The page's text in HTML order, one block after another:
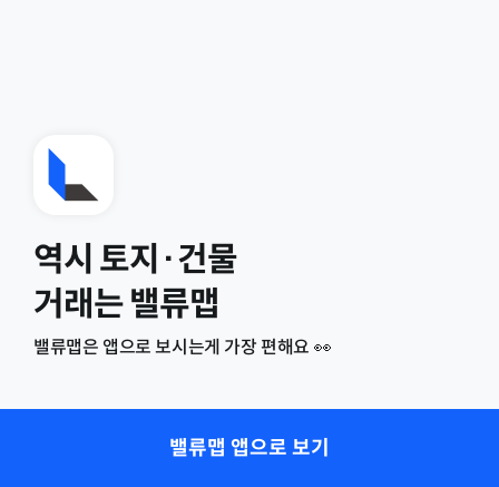
역시 토지·건물
거래는 밸류맵
밸류맵은 앱으로 보시는게 가장 편해요 👀
밸류맵 앱으로 보기